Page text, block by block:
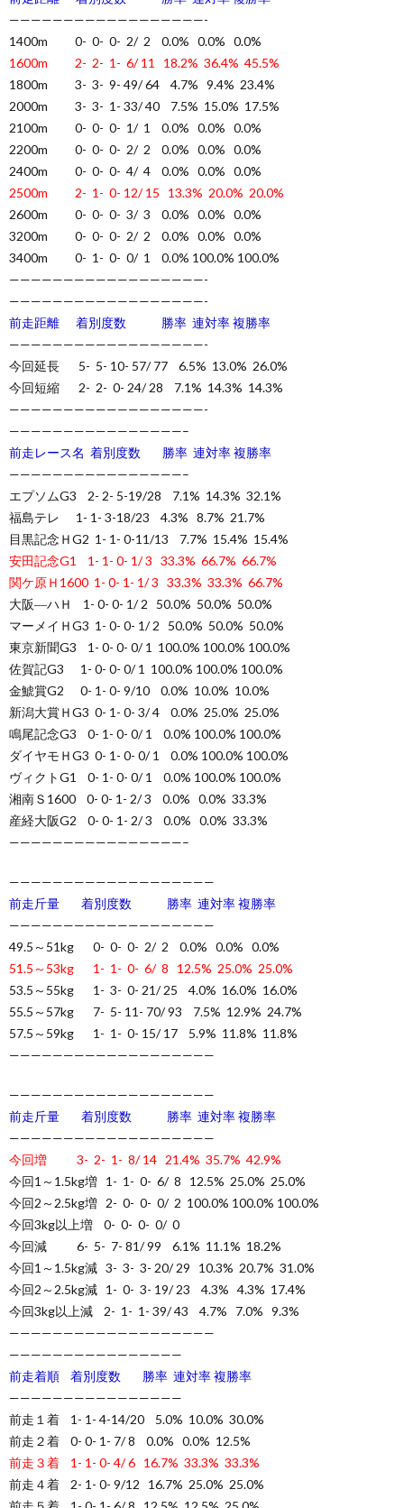
——————————————————-
1400m 0- 0- 0- 2/ 2 0.0% 0.0% 0.0%
1600m 2- 2- 1- 6/ 11 18.2% 36.4% 45.5%
1800m 3- 3- 9- 49/ 64 4.7% 9.4% 23.4%
2000m 3- 3- 1- 33/ 40 7.5% 15.0% 17.5%
2100m 0- 0- 0- 1/ 1 0.0% 0.0% 0.0%
2200m 0- 0- 0- 2/ 2 0.0% 0.0% 0.0%
2400m 0- 0- 0- 4/ 4 0.0% 0.0% 0.0%
2500m 2- 1- 0- 12/ 15 13.3% 20.0% 20.0%
2600m 0- 0- 0- 3/ 3 0.0% 0.0% 0.0%
3200m 0- 0- 0- 2/ 2 0.0% 0.0% 0.0%
3400m 0- 1- 0- 0/ 1 0.0% 100.0% 100.0%
——————————————————-
——————————————————-
前走距離 着別度数 勝率 連対率 複勝率
——————————————————-
今回延長 5- 5- 10- 57/ 77 6.5% 13.0% 26.0%
今回短縮 2- 2- 0- 24/ 28 7.1% 14.3% 14.3%
——————————————————-
————————————————–
前走レース名 着別度数 勝率 連対率 複勝率
————————————————–
エプソムG3 2- 2- 5-19/28 7.1% 14.3% 32.1%
福島テレ 1- 1- 3-18/23 4.3% 8.7% 21.7%
目黒記念ＨG2 1- 1- 0-11/13 7.7% 15.4% 15.4%
安田記念G1 1- 1- 0- 1/ 3 33.3% 66.7% 66.7%
関ケ原Ｈ1600 1- 0- 1- 1/ 3 33.3% 33.3% 66.7%
大阪―ハＨ 1- 0- 0- 1/ 2 50.0% 50.0% 50.0%
マーメイＨG3 1- 0- 0- 1/ 2 50.0% 50.0% 50.0%
東京新聞G3 1- 0- 0- 0/ 1 100.0% 100.0% 100.0%
佐賀記G3 1- 0- 0- 0/ 1 100.0% 100.0% 100.0%
金鯱賞G2 0- 1- 0- 9/10 0.0% 10.0% 10.0%
新潟大賞ＨG3 0- 1- 0- 3/ 4 0.0% 25.0% 25.0%
鳴尾記念G3 0- 1- 0- 0/ 1 0.0% 100.0% 100.0%
ダイヤモＨG3 0- 1- 0- 0/ 1 0.0% 100.0% 100.0%
ヴィクトG1 0- 1- 0- 0/ 1 0.0% 100.0% 100.0%
湘南Ｓ1600 0- 0- 1- 2/ 3 0.0% 0.0% 33.3%
産経大阪G2 0- 0- 1- 2/ 3 0.0% 0.0% 33.3%
————————————————–
———————————————————
前走斤量 着別度数 勝率 連対率 複勝率
———————————————————
49.5～51kg 0- 0- 0- 2/ 2 0.0% 0.0% 0.0%
51.5～53kg 1- 1- 0- 6/ 8 12.5% 25.0% 25.0%
53.5～55kg 1- 3- 0- 21/ 25 4.0% 16.0% 16.0%
55.5～57kg 7- 5- 11- 70/ 93 7.5% 12.9% 24.7%
57.5～59kg 1- 1- 0- 15/ 17 5.9% 11.8% 11.8%
———————————————————
———————————————————
前走斤量 着別度数 勝率 連対率 複勝率
———————————————————
今回増 3- 2- 1- 8/ 14 21.4% 35.7% 42.9%
今回1～1.5kg増 1- 1- 0- 6/ 8 12.5% 25.0% 25.0%
今回2～2.5kg増 2- 0- 0- 0/ 2 100.0% 100.0% 100.0%
今回3kg以上増 0- 0- 0- 0/ 0
今回減 6- 5- 7- 81/ 99 6.1% 11.1% 18.2%
今回1～1.5kg減 3- 3- 3- 20/ 29 10.3% 20.7% 31.0%
今回2～2.5kg減 1- 0- 3- 19/ 23 4.3% 4.3% 17.4%
今回3kg以上減 2- 1- 1- 39/ 43 4.7% 7.0% 9.3%
———————————————————
————————————————
前走着順 着別度数 勝率 連対率 複勝率
————————————————
前走１着 1- 1- 4-14/20 5.0% 10.0% 30.0%
前走２着 0- 0- 1- 7/ 8 0.0% 0.0% 12.5%
前走３着 1- 1- 0- 4/ 6 16.7% 33.3% 33.3%
前走４着 2- 1- 0- 9/12 16.7% 25.0% 25.0%